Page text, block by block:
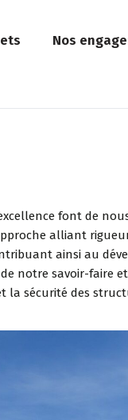
Nos
font de
alliant
ainsi au
notre savoir-faire
la sécurité des